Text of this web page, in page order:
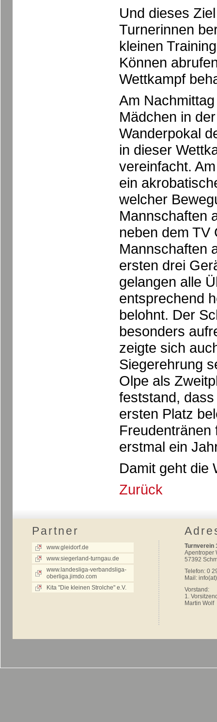
Und dieses
Turnerinnen
kleinen
Können
Wettkampf
Am
Mädchen in
Wanderpokal
in dieser
vereinfacht.
ein
welcher
Mannschaften
neben dem TV
Mannschaften
ersten drei
gelangen alle
entsprechend
belohnt. Der
besonders
zeigte sich
Siegerehrung
Olpe als
feststand,
ersten Platz
Freudentränen
erstmal ein
Damit geht die
Zurück
Partner
www.gleidorf.de
www.siegerland-turngau.de
www.landesliga-verbandsliga-
oberliga.jimdo.com
Kita "Die kleinen Strolche" e.V.
Turnverein
Apentroper
57392
Telefon: 0
Mail:
Vorstand:
1.
Martin Wolf